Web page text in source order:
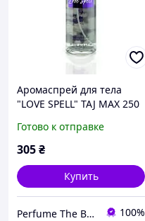
Аромаспрей для тела
"LOVE SPELL" TAJ MAX 250
Victoria s Secret LOVE
SPELL)
Готово к отправке
305₴
Купить
Perfume The Best 100%